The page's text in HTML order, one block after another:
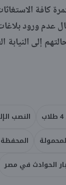
كافة
ورود
إلى
النصب
المحفظة
الحوادث في مصر